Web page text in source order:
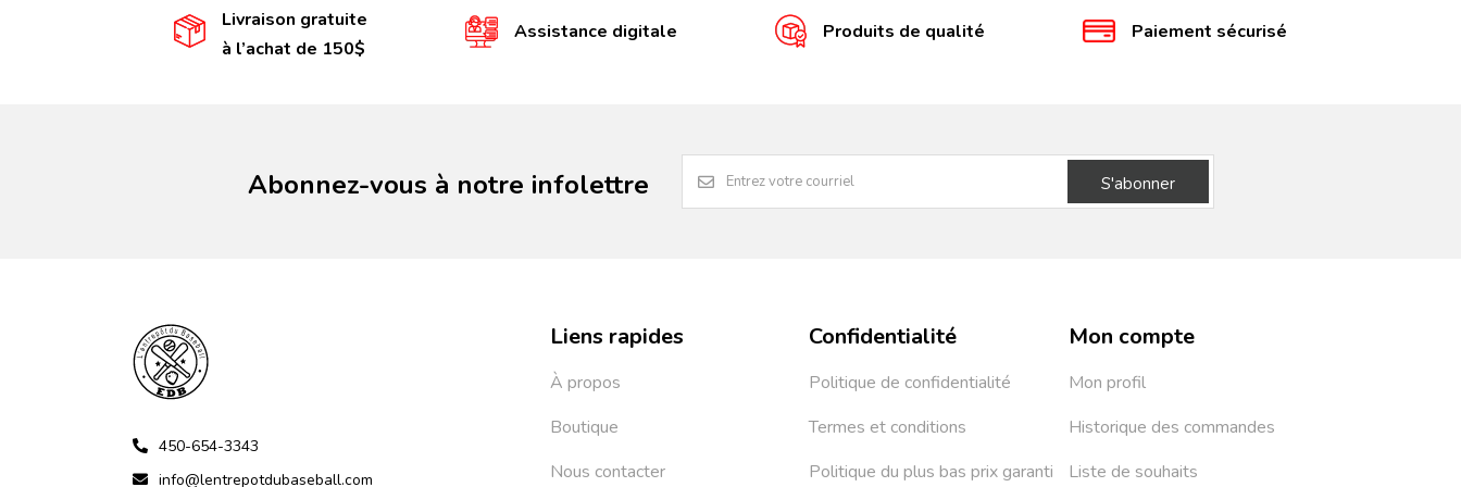
Livraison gratuite
à l’achat de 150$
Assistance digitale Produits de qualité Paiement sécurisé
Abonnez-vous à notre infolettre S'abonner
450-654-3343
info@lentrepotdubaseball.com
Liens rapides
À propos
Boutique
Nous contacter
Confidentialité
Politique de confidentialité
Termes et conditions
Politique du plus bas prix garanti
Mon compte
Mon profil
Historique des commandes
Liste de souhaits